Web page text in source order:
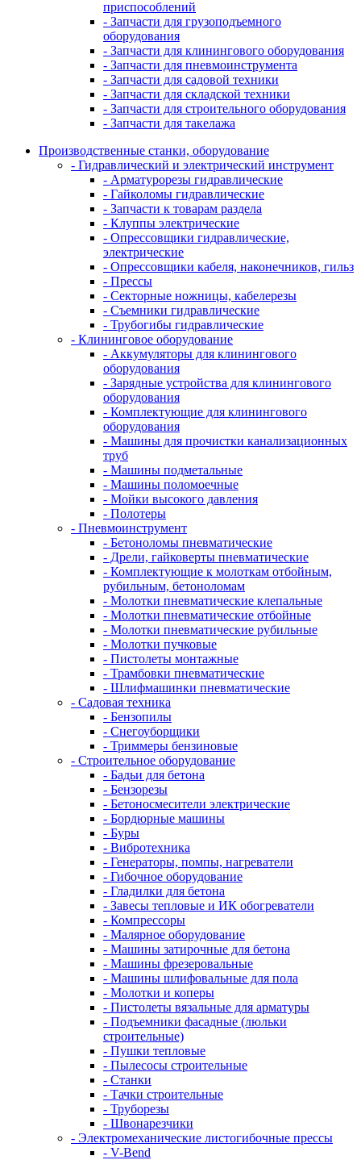
приспособлений
- Запчасти для грузоподъемного
оборудования
- Запчасти для клинингового оборудования
- Запчасти для пневмоинструмента
- Запчасти для садовой техники
- Запчасти для складской техники
- Запчасти для строительного оборудования
- Запчасти для такелажа
Производственные станки, оборудование
- Гидравлический и электрический инструмент
- Арматурорезы гидравлические
- Гайколомы гидравлические
- Запчасти к товарам раздела
- Клуппы электрические
- Опрессовщики гидравлические,
электрические
- Опрессовщики кабеля, наконечников, гильз
- Прессы
- Секторные ножницы, кабелерезы
- Съемники гидравлические
- Трубогибы гидравлические
- Клининговое оборудование
- Аккумуляторы для клинингового
оборудования
- Зарядные устройства для клинингового
оборудования
- Комплектующие для клинингового
оборудования
- Машины для прочистки канализационных
труб
- Машины подметальные
- Машины поломоечные
- Мойки высокого давления
- Полотеры
- Пневмоинструмент
- Бетоноломы пневматические
- Дрели, гайковерты пневматические
- Комплектующие к молоткам отбойным,
рубильным, бетоноломам
- Молотки пневматические клепальные
- Молотки пневматические отбойные
- Молотки пневматические рубильные
- Молотки пучковые
- Пистолеты монтажные
- Трамбовки пневматические
- Шлифмашинки пневматические
- Садовая техника
- Бензопилы
- Снегоуборщики
- Триммеры бензиновые
- Строительное оборудование
- Бадьи для бетона
- Бензорезы
- Бетоносмесители электрические
- Бордюрные машины
- Буры
- Вибротехника
- Генераторы, помпы, нагреватели
- Гибочное оборудование
- Гладилки для бетона
- Завесы тепловые и ИК обогреватели
- Компрессоры
- Малярное оборудование
- Машины затирочные для бетона
- Машины фрезеровальные
- Машины шлифовальные для пола
- Молотки и коперы
- Пистолеты вязальные для арматуры
- Подъемники фасадные (люльки
строительные)
- Пушки тепловые
- Пылесосы строительные
- Станки
- Тачки строительные
- Труборезы
- Швонарезчики
- Электромеханические листогибочные прессы
- V-Bend